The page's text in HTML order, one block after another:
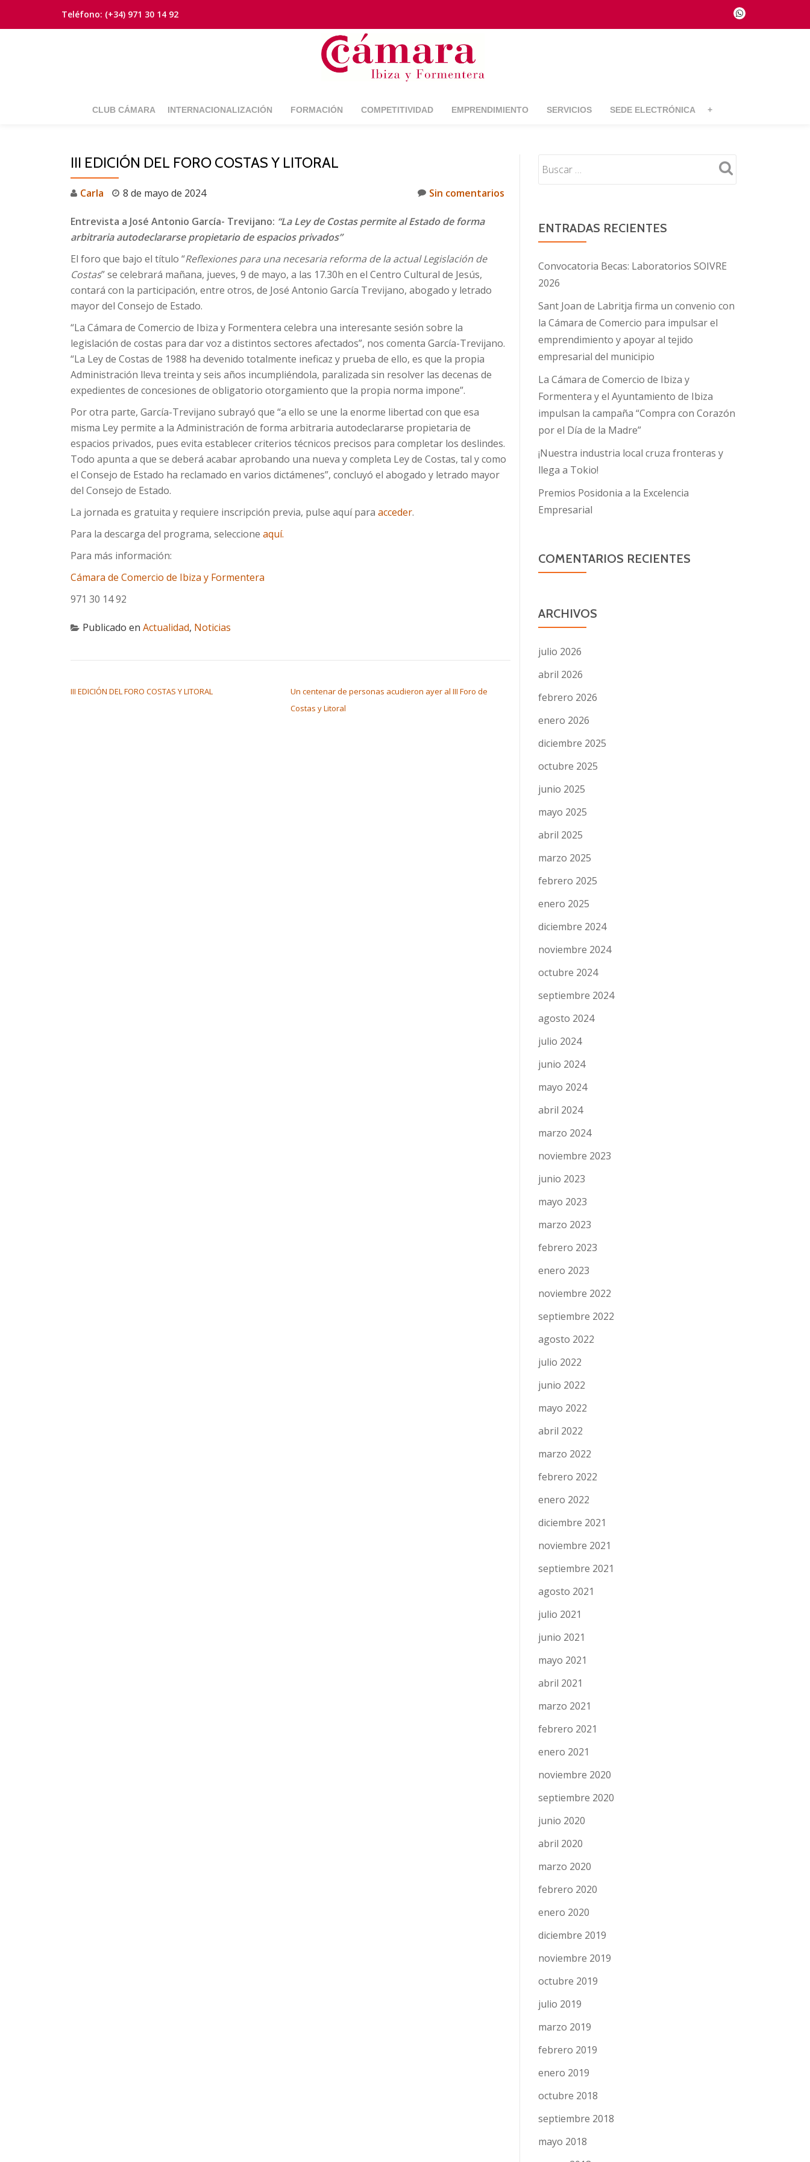
Saltar
Teléfono: (+34) 971 30 14 92
fa-
whatsapp
CLUB CÁMARA INTERNACIONALIZACIÓN FORMACIÓN COMPETITIVIDAD EMPRENDIMIENTO SERVICIOS SEDE ELECTRÓNICA +
III EDICIÓN DEL FORO COSTAS Y LITORAL
Carla 8 de mayo de 2024 Sin comentarios
Entrevista a José Antonio García- Trevijano: “La Ley de Costas permite al Estado de forma
arbitraria autodeclararse propietario de espacios privados”
El foro que bajo el título “Reflexiones para una necesaria reforma de la actual Legislación de
Costas” se celebrará mañana, jueves, 9 de mayo, a las 17.30h en el Centro Cultural de Jesús,
contará con la participación, entre otros, de José Antonio García Trevijano, abogado y letrado
mayor del Consejo de Estado.
“La Cámara de Comercio de Ibiza y Formentera celebra una interesante sesión sobre la
legislación de costas para dar voz a distintos sectores afectados”, nos comenta García-Trevijano.
“La Ley de Costas de 1988 ha devenido totalmente ineficaz y prueba de ello, es que la propia
Administración lleva treinta y seis años incumpliéndola, paralizada sin resolver las decenas de
expedientes de concesiones de obligatorio otorgamiento que la propia norma impone”.
Por otra parte, García-Trevijano subrayó que “a ello se une la enorme libertad con que esa
misma Ley permite a la Administración de forma arbitraria autodeclararse propietaria de
espacios privados, pues evita establecer criterios técnicos precisos para completar los deslindes.
Todo apunta a que se deberá acabar aprobando una nueva y completa Ley de Costas, tal y como
el Consejo de Estado ha reclamado en varios dictámenes”, concluyó el abogado y letrado mayor
del Consejo de Estado.
La jornada es gratuita y requiere inscripción previa, pulse aquí para acceder.
Para la descarga del programa, seleccione aquí.
Para más información:
Cámara de Comercio de Ibiza y Formentera
971 30 14 92
Publicado en Actualidad, Noticias
III EDICIÓN DEL FORO COSTAS Y LITORAL
Un centenar de personas acudieron ayer al III Foro de
Costas y Litoral
ENTRADAS RECIENTES
Convocatoria Becas: Laboratorios SOIVRE
2026
Sant Joan de Labritja firma un convenio con
la Cámara de Comercio para impulsar el
emprendimiento y apoyar al tejido
empresarial del municipio
La Cámara de Comercio de Ibiza y
Formentera y el Ayuntamiento de Ibiza
impulsan la campaña “Compra con Corazón
por el Día de la Madre”
¡Nuestra industria local cruza fronteras y
llega a Tokio!
Premios Posidonia a la Excelencia
Empresarial
COMENTARIOS RECIENTES
ARCHIVOS
julio 2026
abril 2026
febrero 2026
enero 2026
diciembre 2025
octubre 2025
junio 2025
mayo 2025
abril 2025
marzo 2025
febrero 2025
enero 2025
diciembre 2024
noviembre 2024
octubre 2024
septiembre 2024
agosto 2024
julio 2024
junio 2024
mayo 2024
abril 2024
marzo 2024
noviembre 2023
junio 2023
mayo 2023
marzo 2023
febrero 2023
enero 2023
noviembre 2022
septiembre 2022
agosto 2022
julio 2022
junio 2022
mayo 2022
abril 2022
marzo 2022
febrero 2022
enero 2022
diciembre 2021
noviembre 2021
septiembre 2021
agosto 2021
julio 2021
junio 2021
mayo 2021
abril 2021
marzo 2021
febrero 2021
enero 2021
noviembre 2020
septiembre 2020
junio 2020
abril 2020
marzo 2020
febrero 2020
enero 2020
diciembre 2019
noviembre 2019
octubre 2019
julio 2019
marzo 2019
febrero 2019
enero 2019
octubre 2018
septiembre 2018
mayo 2018